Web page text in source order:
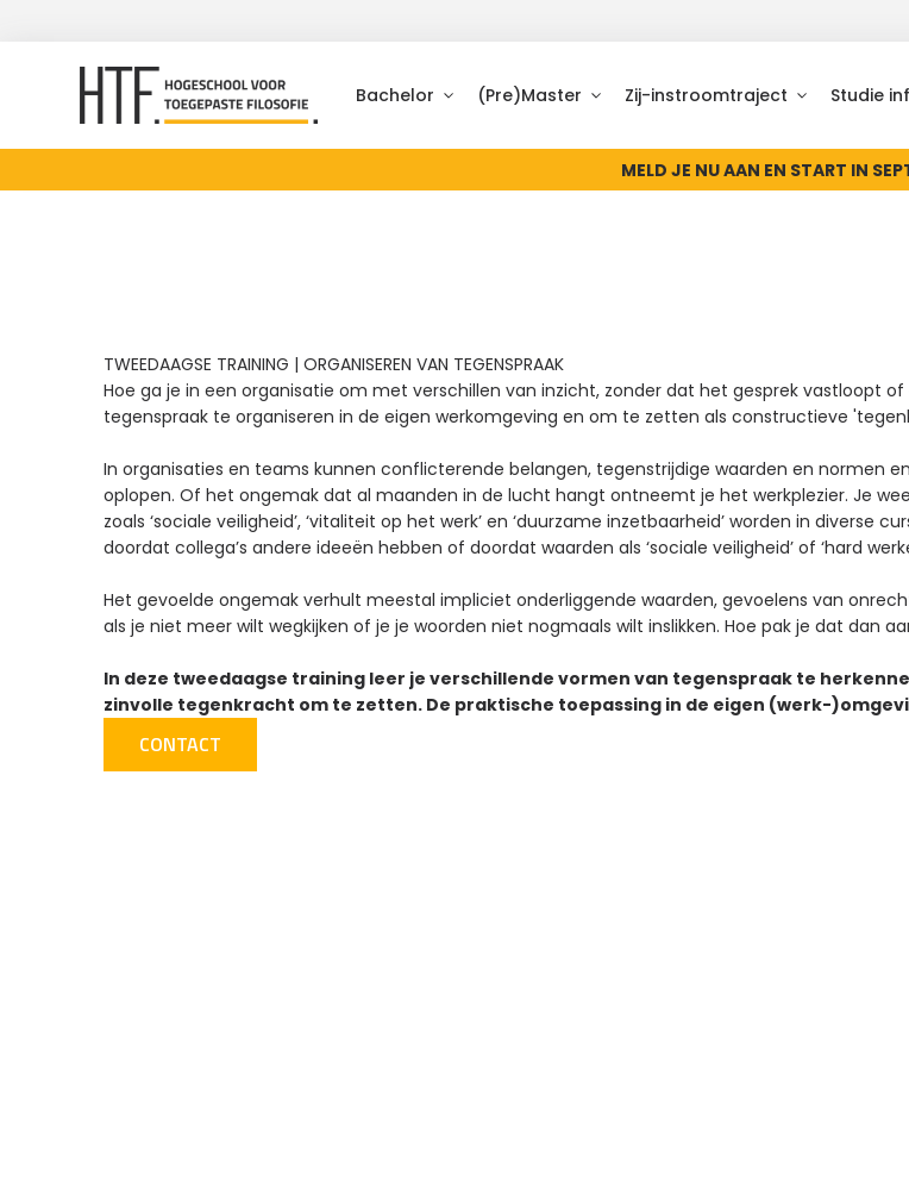
Bachelor (Pre)Master Zij-instroomtraject Studie
MELD JE NU AAN EN START IN
TWEEDAAGSE TRAINING | ORGANISEREN VAN TEGENSPRAAK
Hoe ga je in een organisatie om met verschillen van inzicht, zonder dat het gesprek vastloopt
tegenspraak te organiseren in de eigen werkomgeving en om te zetten als constructieve
In organisaties en teams kunnen conflicterende belangen, tegenstrijdige waarden en normen
oplopen. Of het ongemak dat al maanden in de lucht hangt ontneemt je het werkplezier. Je
zoals ‘sociale veiligheid’, ‘vitaliteit op het werk’ en ‘duurzame inzetbaarheid’ worden in diverse
doordat collega’s andere ideeën hebben of doordat waarden als ‘sociale veiligheid’ of ‘hard
Het gevoelde ongemak verhult meestal impliciet onderliggende waarden, gevoelens van
als je niet meer wilt wegkijken of je je woorden niet nogmaals wilt inslikken. Hoe pak je dat dan
In deze tweedaagse training leer je verschillende vormen van tegenspraak te
zinvolle tegenkracht om te zetten. De praktische toepassing in de eigen (werk-
CONTACT